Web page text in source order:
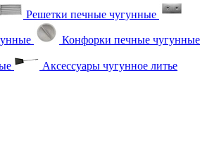
Решетки печные чугунные
Конфорки печные чугунные
Аксессуары чугунное литье